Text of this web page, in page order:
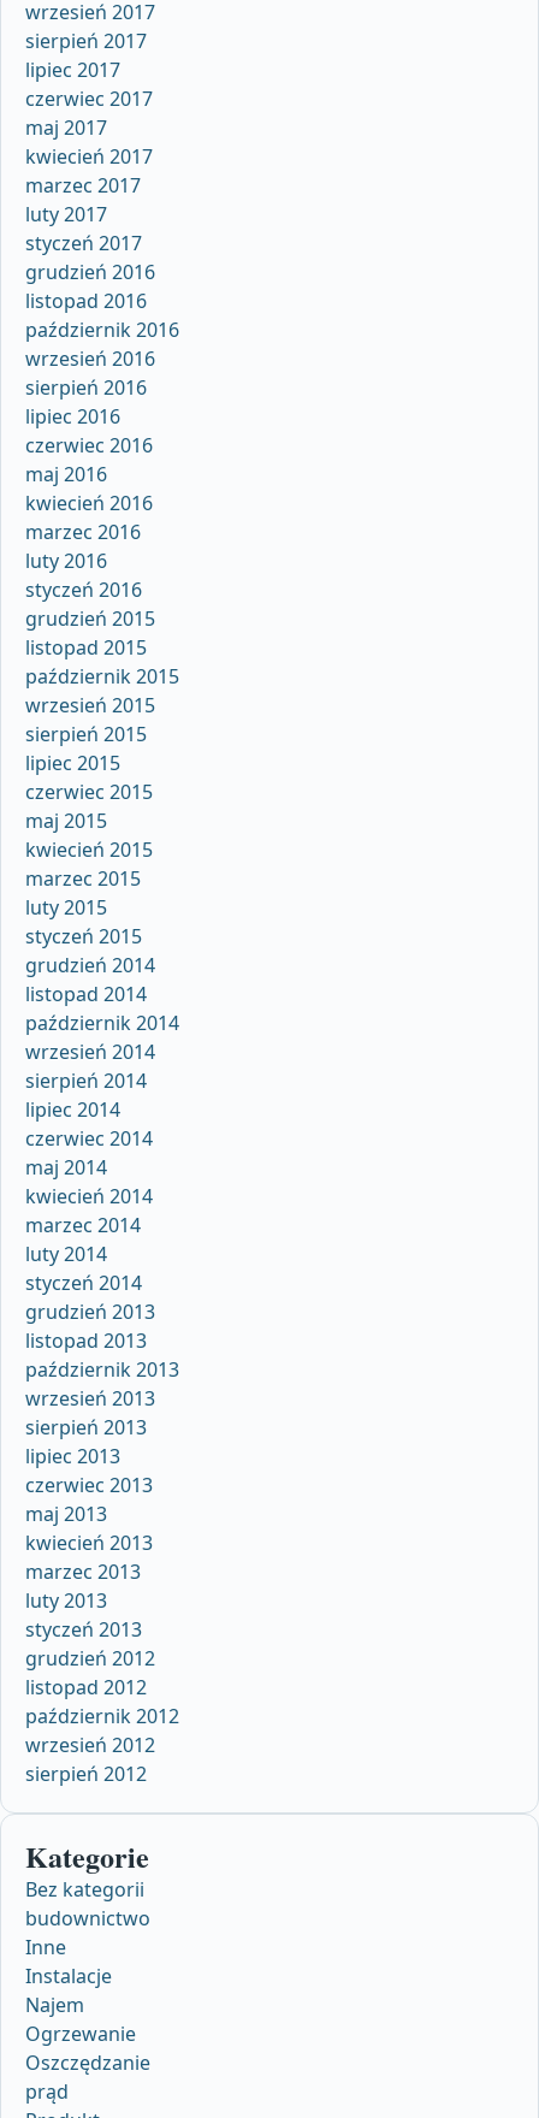
wrzesień 2017
sierpień 2017
lipiec 2017
czerwiec 2017
maj 2017
kwiecień 2017
marzec 2017
luty 2017
styczeń 2017
grudzień 2016
listopad 2016
październik 2016
wrzesień 2016
sierpień 2016
lipiec 2016
czerwiec 2016
maj 2016
kwiecień 2016
marzec 2016
luty 2016
styczeń 2016
grudzień 2015
listopad 2015
październik 2015
wrzesień 2015
sierpień 2015
lipiec 2015
czerwiec 2015
maj 2015
kwiecień 2015
marzec 2015
luty 2015
styczeń 2015
grudzień 2014
listopad 2014
październik 2014
wrzesień 2014
sierpień 2014
lipiec 2014
czerwiec 2014
maj 2014
kwiecień 2014
marzec 2014
luty 2014
styczeń 2014
grudzień 2013
listopad 2013
październik 2013
wrzesień 2013
sierpień 2013
lipiec 2013
czerwiec 2013
maj 2013
kwiecień 2013
marzec 2013
luty 2013
styczeń 2013
grudzień 2012
listopad 2012
październik 2012
wrzesień 2012
sierpień 2012
Kategorie
Bez kategorii
budownictwo
Inne
Instalacje
Najem
Ogrzewanie
Oszczędzanie
prąd